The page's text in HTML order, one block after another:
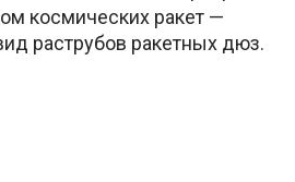
космических ракет —
раструбов ракетных дюз.